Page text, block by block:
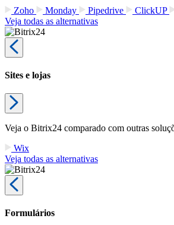
Zoho
Monday Pipedrive ClickUP
Veja todas as alternativas
Sites e lojas
Veja o Bitrix24 comparado com outras
Wix
Veja todas as alternativas
Formulários